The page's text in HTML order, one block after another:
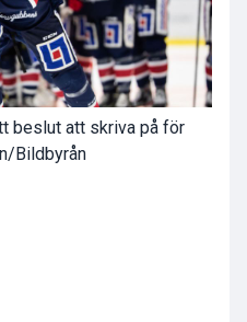
beslut att skriva på för
Bildbyrån